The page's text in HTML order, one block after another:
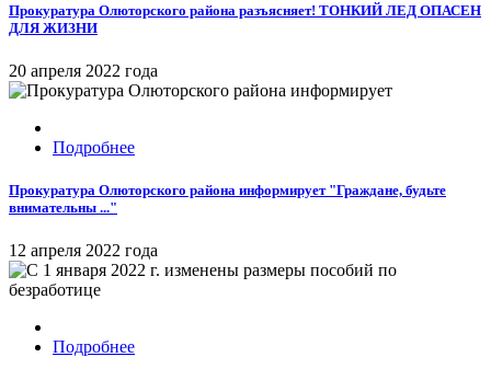
Прокуратура Олюторского района разъясняет! ТОНКИЙ ЛЕД ОПАСЕН
ДЛЯ ЖИЗНИ
20 апреля 2022 года
Подробнее
Прокуратура Олюторского района информирует "Граждане, будьте
внимательны ..."
12 апреля 2022 года
Подробнее